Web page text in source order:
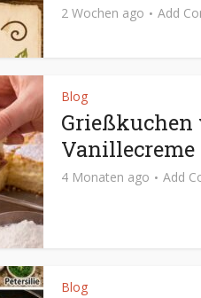
2 Wochen ago Add
Blog
Vanillecreme
4 Monaten ago Add
Blog